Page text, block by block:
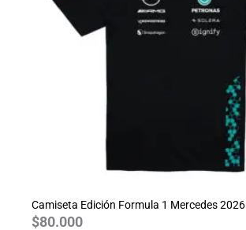
Camiseta Edición Formula 1 Mercedes 2026
$80.000